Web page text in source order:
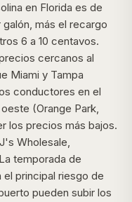
en Florida es de
más el recargo
6 a 10 centavos.
cercanos al
Miami y Tampa
conductores en el
(Orange Park,
los precios más bajos.
Wholesale,
temporada de
principal riesgo de
pueden subir los